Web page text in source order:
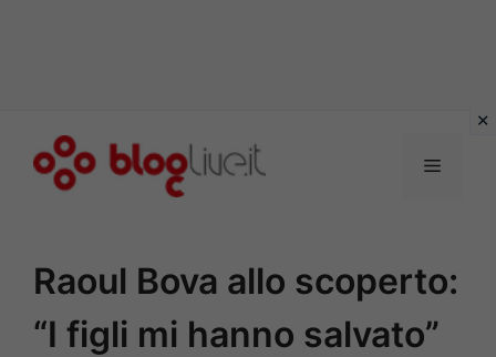
Menu
Raoul Bova allo scoperto:
“I figli mi hanno salvato”